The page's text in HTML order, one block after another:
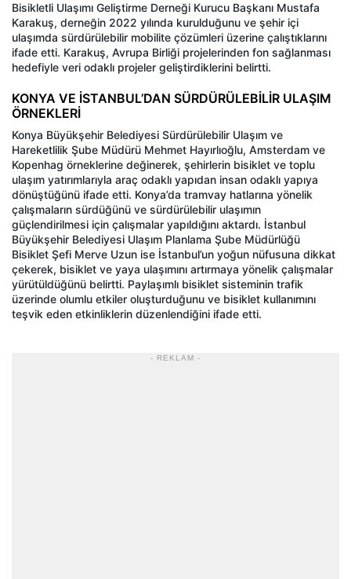
Bisikletli Ulaşımı Geliştirme Derneği Kurucu Başkanı Mustafa
Karakuş, derneğin 2022 yılında kurulduğunu ve şehir içi
ulaşımda sürdürülebilir mobilite çözümleri üzerine çalıştıklarını
ifade etti. Karakuş, Avrupa Birliği projelerinden fon sağlanması
hedefiyle veri odaklı projeler geliştirdiklerini belirtti.
KONYA VE İSTANBUL’DAN SÜRDÜRÜLEBİLİR ULAŞIM
ÖRNEKLERİ
Konya Büyükşehir Belediyesi Sürdürülebilir Ulaşım ve
Hareketlilik Şube Müdürü Mehmet Hayırlıoğlu, Amsterdam ve
Kopenhag örneklerine değinerek, şehirlerin bisiklet ve toplu
ulaşım yatırımlarıyla araç odaklı yapıdan insan odaklı yapıya
dönüştüğünü ifade etti. Konya’da tramvay hatlarına yönelik
çalışmaların sürdüğünü ve sürdürülebilir ulaşımın
güçlendirilmesi için çalışmalar yapıldığını aktardı. İstanbul
Büyükşehir Belediyesi Ulaşım Planlama Şube Müdürlüğü
Bisiklet Şefi Merve Uzun ise İstanbul’un yoğun nüfusuna dikkat
çekerek, bisiklet ve yaya ulaşımını artırmaya yönelik çalışmalar
yürütüldüğünü belirtti. Paylaşımlı bisiklet sisteminin trafik
üzerinde olumlu etkiler oluşturduğunu ve bisiklet kullanımını
teşvik eden etkinliklerin düzenlendiğini ifade etti.
- REKLAM -